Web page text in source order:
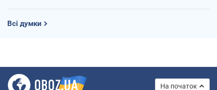
Всі думки
На початок